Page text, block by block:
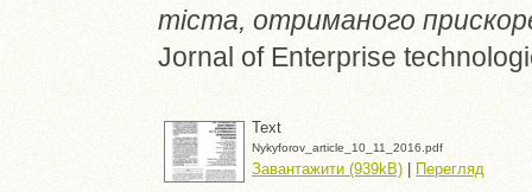
тіста, отриманого
Jornal of Enterprise
Text
Nykyforov_article_10_11_2016.pdf
Завантажити (939kB) | Перегляд